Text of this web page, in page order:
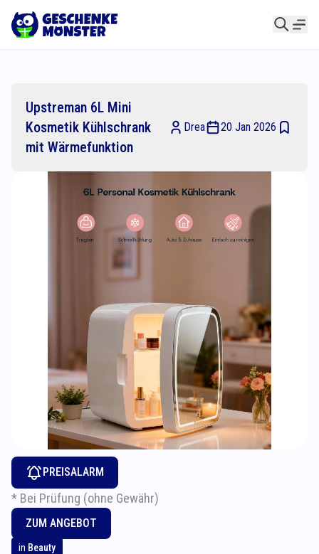
Upstreman 6L Mini
Kosmetik Kühlschrank
mit Wärmefunktion
Drea 20 Jan 2026
PREISALARM
* Bei Prüfung (ohne Gewähr)
ZUM ANGEBOT
in Beauty